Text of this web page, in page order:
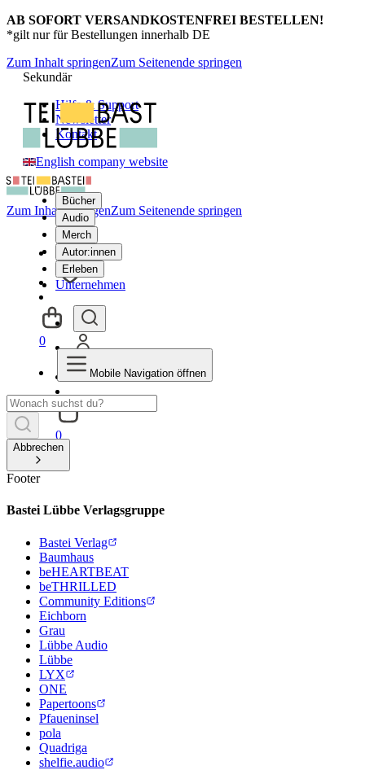
AB SOFORT VERSANDKOSTENFREI BESTELLEN!
*gilt nur für Bestellungen innerhalb DE
Zum Inhalt springenZum Seitenende springen
Sekundär
Hilfe & Support
Newsletter
Kontakt
English company website
Bücher
Audio
Merch
Autor:innen
Erleben
Unternehmen
0
Zum Inhalt springenZum Seitenende springen
0
Mobile Navigation öffnen
Abbrechen
Footer
Bastei Lübbe Verlagsgruppe
Bastei Verlag
Baumhaus
beHEARTBEAT
beTHRILLED
Community Editions
Eichborn
Grau
Lübbe Audio
Lübbe
LYX
ONE
Papertoons
Pfaueninsel
pola
Quadriga
shelfie.audio